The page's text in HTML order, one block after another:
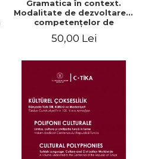
Gramatica în context.
Modalitate de dezvoltare a
competenţelor de
limbii franceze
50,00 Lei